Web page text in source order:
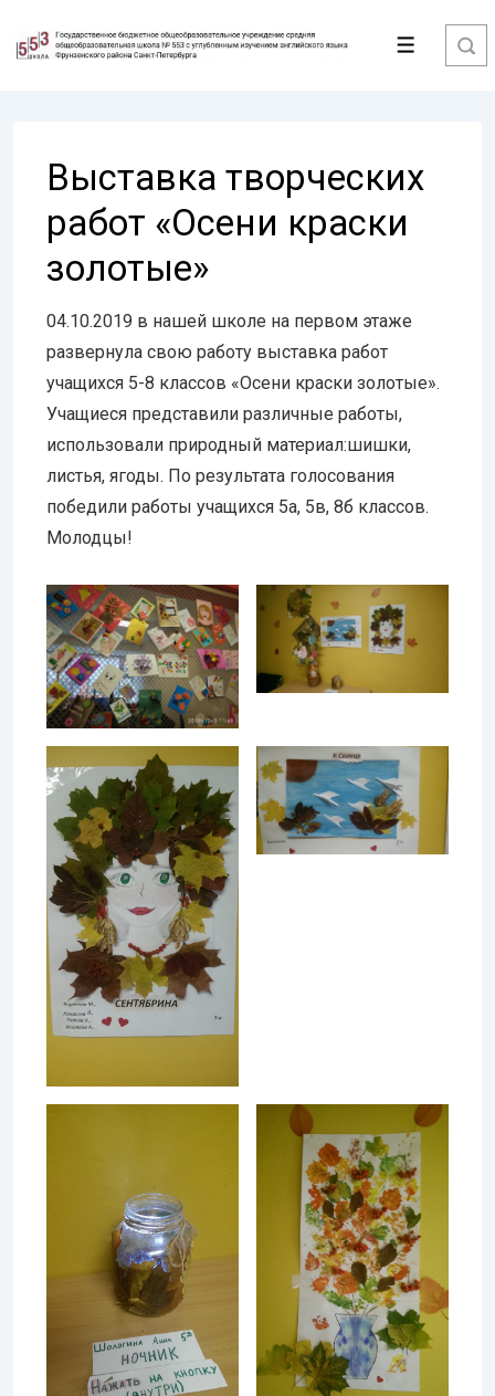
Перейти
Меню
Выставка творческих
работ «Осени краски
золотые»
04.10.2019 в нашей школе на первом этаже
развернула свою работу выставка работ
учащихся 5-8 классов «Осени краски золотые».
Учащиеся представили различные работы,
использовали природный материал:шишки,
листья, ягоды. По результата голосования
победили работы учащихся 5а, 5в, 8б классов.
Молодцы!